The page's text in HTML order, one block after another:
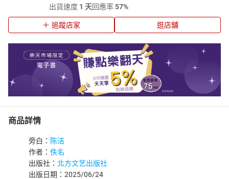
出貨速度 1 天回應率57%
追蹤店家 逛店舖
商品詳情
旁白： 陈洁
作者： 佚名
出版社： 北方文艺出版社
出版日期：2025/06/24